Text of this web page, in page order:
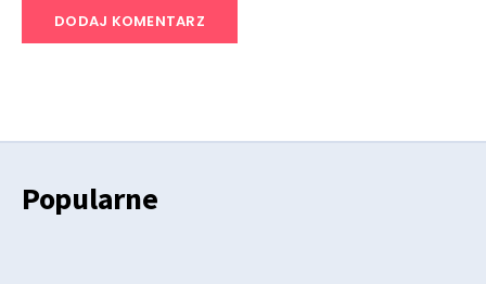
Popularne